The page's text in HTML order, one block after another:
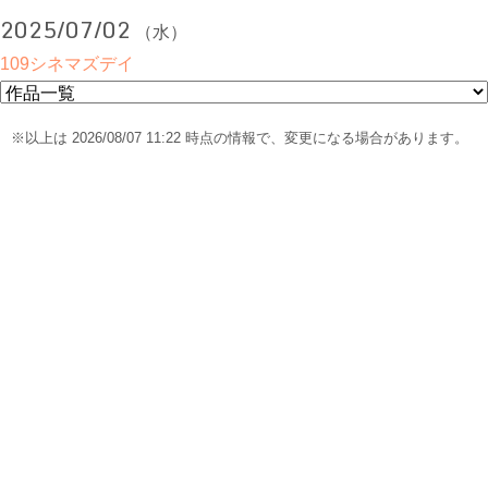
2025/07/02
（水）
109シネマズデイ
※以上は 2026/08/07 11:22 時点の情報で、変更になる場合があります。